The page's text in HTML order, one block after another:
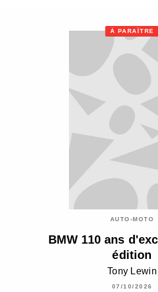
À PARAÎTRE
AUTO-MOTO
BMW 110 ans
édition
Tony Lewin
07/10/2026